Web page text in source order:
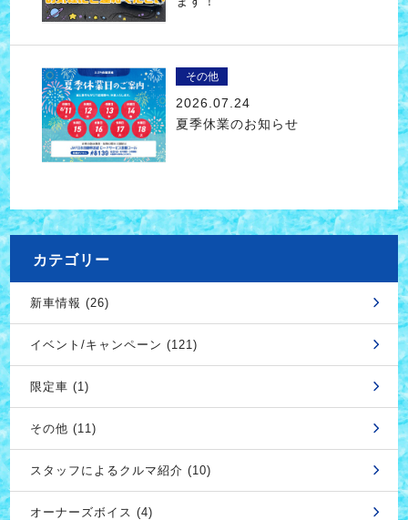
その他
2026.07.24
夏季休業のお知らせ
カテゴリー
新車情報 (26)
イベント/キャンペーン (121)
限定車 (1)
その他 (11)
スタッフによるクルマ紹介 (10)
オーナーズボイス (4)